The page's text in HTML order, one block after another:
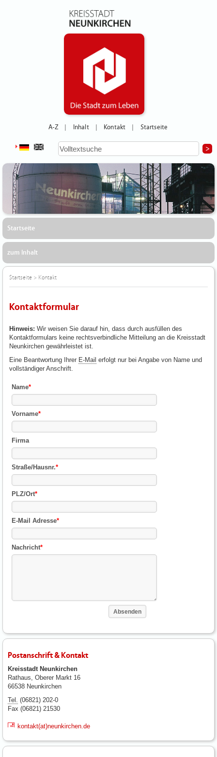
A-Z Inhalt Kontakt Startseite
Startseite
zum Inhalt
Startseite > Kontakt
Kontaktformular
Hinweis: Wir weisen Sie darauf hin, dass durch ausfüllen des
Kontaktformulars keine rechtsverbindliche Mitteilung an die Kreisstadt
Neunkirchen gewährleistet ist.
Eine Beantwortung Ihrer E-Mail erfolgt nur bei Angabe von Name und
vollständiger Anschrift.
Name*
Vorname*
Firma
Straße/Hausnr.*
PLZ/Ort*
E-Mail Adresse*
Nachricht*
Postanschrift & Kontakt
Kreisstadt Neunkirchen
Rathaus, Oberer Markt 16
66538 Neunkirchen
Tel. (06821) 202-0
Fax (06821) 21530
kontakt(at)neunkirchen.de